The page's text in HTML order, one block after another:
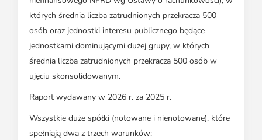
których średnia liczba zatrudnionych przekracza 500
osób oraz jednostki interesu publicznego będące
jednostkami dominującymi dużej grupy, w których
średnia liczba zatrudnionych przekracza 500 osób w
ujęciu skonsolidowanym.
Raport wydawany w 2026 r. za 2025 r.
Wszystkie duże spółki (notowane i nienotowane), które
spełniają dwa z trzech warunków: